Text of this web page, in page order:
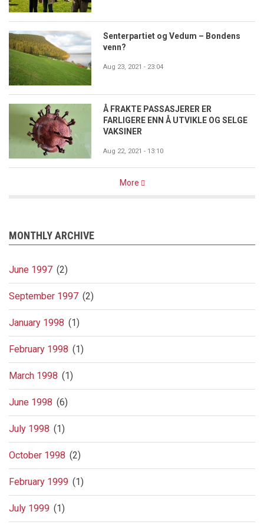
Senterpartiet og Vedum – Bondens
venn?
Aug 23, 2021 - 23:04
Å FRAKTE PASSASJERER ER
FARLIGERE ENN Å UTVIKLE OG SELGE
VAKSINER
Aug 22, 2021 - 13:10
More
MONTHLY ARCHIVE
June 1997 (2)
September 1997 (2)
January 1998 (1)
February 1998 (1)
March 1998 (1)
June 1998 (6)
July 1998 (1)
October 1998 (2)
February 1999 (1)
July 1999 (1)